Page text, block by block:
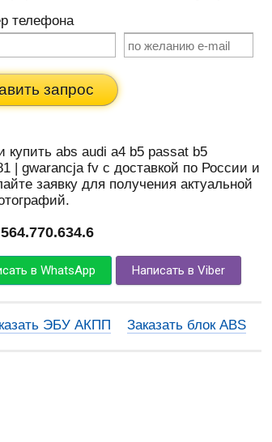
телефона
запрос
купить abs audi a4 b5 passat b5
| gwarancja fv с доставкой по России и
заявку для получения актуальной
564.770.634.6
в WhatsApp Написать в Viber
ЭБУ АКПП Заказать блок ABS